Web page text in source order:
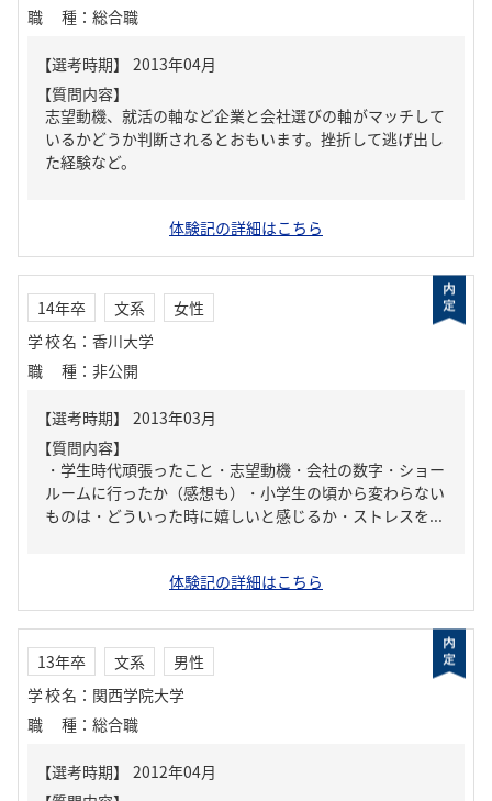
職種 ： 総合職
【質問内容】
志望動機、就活の軸など企業と会社選びの軸がマッチして
いるかどうか判断されるとおもいます。挫折して逃げ出し
た経験など。
体験記の詳細はこちら
14年卒 文系
女性
学校名 ： 香川大学
職種 ： 非公開
【質問内容】
・学生時代頑張ったこと・志望動機・会社の数字・ショー
ルームに行ったか（感想も）・小学生の頃から変わらない
ものは・どういった時に嬉しいと感じるか・ストレスを...
体験記の詳細はこちら
13年卒 文系
男性
学校名 ： 関西学院大学
職種 ： 総合職